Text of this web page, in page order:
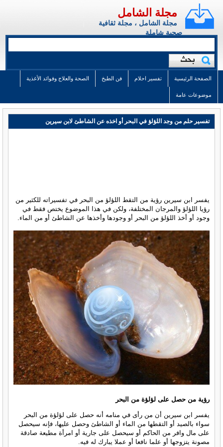
مجلة الشامل
مجلة الشامل ، مجلة ثقافية
صحية شاملة
الصفحة الرئيسية تفسير احلام فن الطبخ الصحة والعلاج وفوائد الأغذية
موضوعات عامة
تفسير حلم من وجد اللؤلؤ في البحر أو اخذه عن الشاطئ لابن سيرين
يفسر ابن سيرين رؤية من التقط اللؤلؤ من البحر في تفسيراته للكثير من
رؤيا اللؤلؤ والمرجان المختلفة، ولكن في هذا الموضوع يختص فقط في
وجود أو أخذ اللؤلؤ من البحر أو وجودها وأخذها عن الشاطئ أو من الماء.
رؤية من حصل على لؤلؤة من البحر
يفسر ابن سيرين أن من رأى في منامه أنه حصل على لؤلؤة من البحر
سواء بالصيد أو التقطها من الماء أو الشاطئ وحصل عليها، فإنه سيحصل
على مال وافر من الحاكم أو سيحصل على جارية أو امرأة مطيعة صادقة
مصونة يتزوجها أو علما نافعا أو عملا يبارك له فيه.